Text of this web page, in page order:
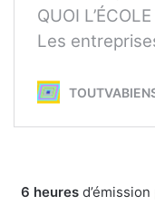
6 heuresd’émission